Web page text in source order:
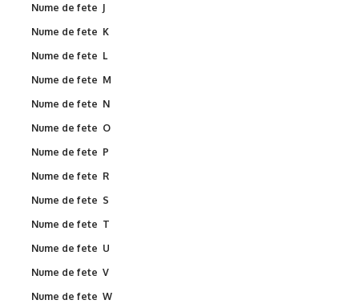
Nume de fete J
Nume de fete K
Nume de fete L
Nume de fete M
Nume de fete N
Nume de fete O
Nume de fete P
Nume de fete R
Nume de fete S
Nume de fete T
Nume de fete U
Nume de fete V
Nume de fete W